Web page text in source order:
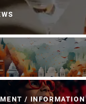
/ INFORMATION